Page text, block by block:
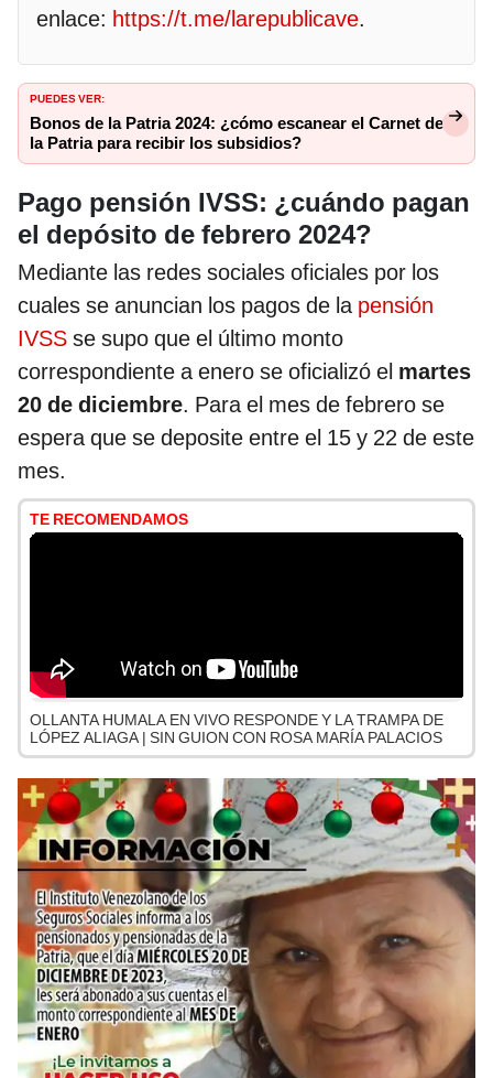
enlace: https://t.me/larepublicave.
PUEDES VER:
Bonos de la Patria 2024: ¿cómo escanear el Carnet de
la Patria para recibir los subsidios?
Pago pensión IVSS: ¿cuándo pagan
el depósito de febrero 2024?
Mediante las redes sociales oficiales por los
cuales se anuncian los pagos de la pensión
IVSS se supo que el último monto
correspondiente a enero se oficializó el martes
20 de diciembre. Para el mes de febrero se
espera que se deposite entre el 15 y 22 de este
mes.
TE RECOMENDAMOS
OLLANTA HUMALA EN VIVO RESPONDE Y LA TRAMPA DE
LÓPEZ ALIAGA | SIN GUION CON ROSA MARÍA PALACIOS